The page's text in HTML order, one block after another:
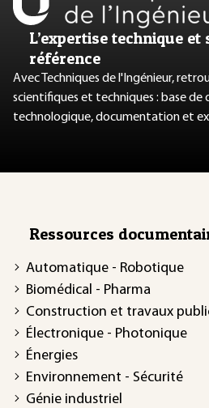
L’expertise technique
référence
Avec Techniques de l'Ingénieur,
scientifiques et techniques : base de
technologique, documentation et
Ressources
Automatique - Robotique
Biomédical - Pharma
Construction et travaux
Électronique - Photonique
Énergies
Environnement - Sécurité
Génie industriel